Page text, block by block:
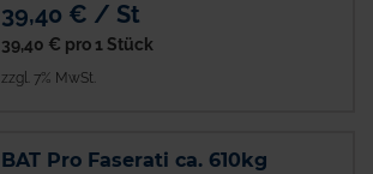
39,40 € / St
39,40 € pro 1 Stück
zzgl. 7% MwSt.
BAT Pro Faserati ca. 610kg